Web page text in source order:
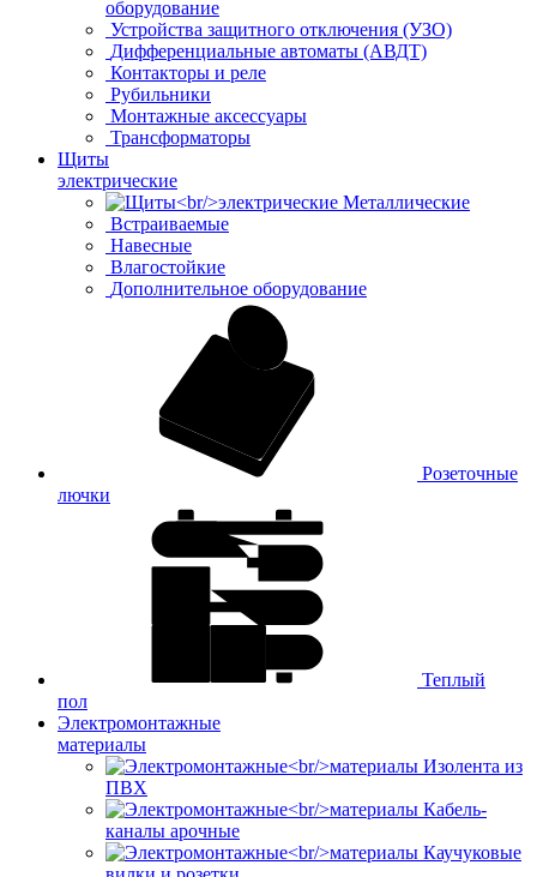
оборудование
Устройства защитного отключения (УЗО)
Дифференциальные автоматы (АВДТ)
Контакторы и реле
Рубильники
Монтажные аксессуары
Трансформаторы
Щиты
электрические
Металлические
Встраиваемые
Навесные
Влагостойкие
Дополнительное оборудование
Розеточные
лючки
Теплый
пол
Электромонтажные
материалы
Изолента из
ПВХ
Кабель-
каналы арочные
Каучуковые